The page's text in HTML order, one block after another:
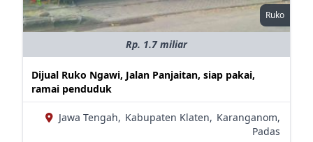
Ruko
Rp. 1.7 miliar
Dijual Ruko Ngawi, Jalan Panjaitan, siap pakai,
ramai penduduk
Jawa Tengah, Kabupaten Klaten, Karanganom,
Padas